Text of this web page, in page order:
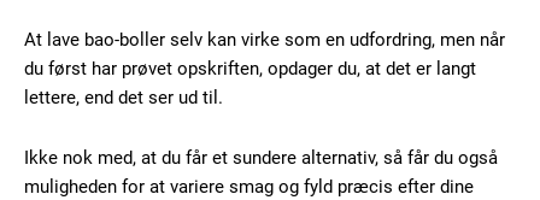
At lave bao-boller selv kan virke som en udfordring, men når
du først har prøvet opskriften, opdager du, at det er langt
lettere, end det ser ud til.
Ikke nok med, at du får et sundere alternativ, så får du også
muligheden for at variere smag og fyld præcis efter dine